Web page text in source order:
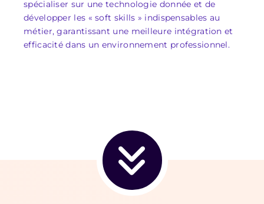
spécialiser sur une technologie donnée et de
développer les « soft skills » indispensables au
métier, garantissant une meilleure intégration et
efficacité dans un environnement professionnel.